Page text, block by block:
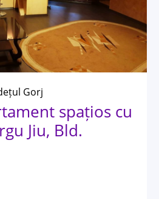
Gorj
spațios cu
Jiu, Bld.